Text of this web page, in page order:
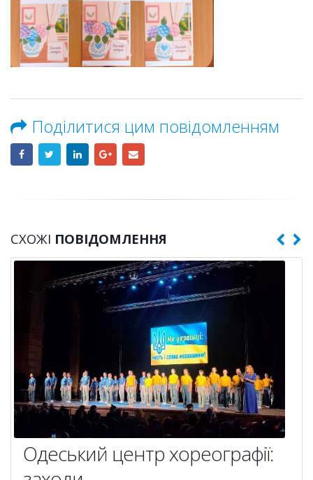
Поділитися цим повідомленням
СХОЖІ ПОВІДОМЛЕННЯ
Одеський центр хореографії: